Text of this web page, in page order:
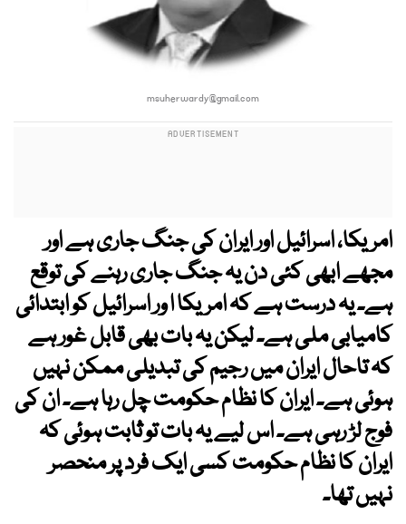
msuherwardy@gmail.com
امریکا، اسرائیل اور ایران کی جنگ جاری ہے اور
مجھے ابھی کئی دن یہ جنگ جاری رہنے کی توقع
ہے۔ یہ درست ہے کہ امریکا ا ور اسرائیل کو ابتدائی
کامیابی ملی ہے۔ لیکن یہ بات بھی قابل غور ہے
کہ تاحال ایران میں رجیم کی تبدیلی ممکن نہیں
ہوئی ہے۔ ایران کا نظام حکومت چل رہا ہے۔ ان کی
فوج لڑ رہی ہے۔ اس لیے یہ بات تو ثابت ہوئی کہ
ایران کا نظام حکومت کسی ایک فرد پر منحصر
نہیں تھا۔